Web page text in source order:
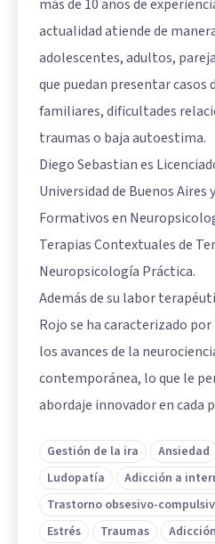
más de 10 años de
actualidad atiende de
adolescentes, adultos,
que puedan presentar casos
familiares, dificultades
traumas o baja autoestima.
Diego Sebastian es
Universidad de Buenos Aires
Formativos en
Terapias Contextuales de
Neuropsicología Práctica.
Además de su labor
Rojo se ha caracterizado
los avances de la
contemporánea, lo que le
abordaje innovador en cada
Gestión de la ira Ansiedad
Ludopatía
Adicción a
Trastorno obsesivo-
Estrés
Traumas